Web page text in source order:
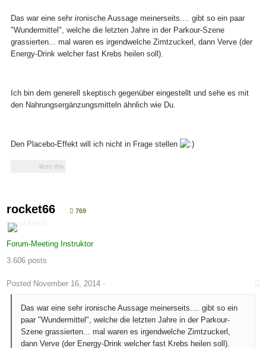
Das war eine sehr ironische Aussage meinerseits.... gibt so ein paar
"Wundermittel", welche die letzten Jahre in der Parkour-Szene
grassierten... mal waren es irgendwelche Zimtzuckerl, dann Verve (der
Energy-Drink welcher fast Krebs heilen soll).
Ich bin dem generell skeptisch gegenüber eingestellt und sehe es mit
den Nahrungsergänzungsmitteln ähnlich wie Du.
Den Placebo-Effekt will ich nicht in Frage stellen
likes this
rocket66 769
Forum-Meeting Instruktor
3.606 posts
Posted November 16, 2014 ·
Das war eine sehr ironische Aussage meinerseits.... gibt so ein
paar "Wundermittel", welche die letzten Jahre in der Parkour-
Szene grassierten... mal waren es irgendwelche Zimtzuckerl,
dann Verve (der Energy-Drink welcher fast Krebs heilen soll).